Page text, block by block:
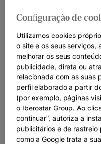
Configuração de
Utilizamos cookies
o site e os seus serviços,
melhorar os seus
publicidade, direta ou
relacionada com as suas
perfil elaborado a partir
(por exemplo, páginas
o Iberostar Group. Ao
continuar”, autoriza a
publicitários e de rastreio
como a Google trata a